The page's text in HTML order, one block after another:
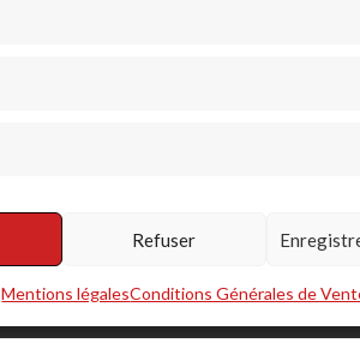
Refuser
Mentions légalesConditions Générales de